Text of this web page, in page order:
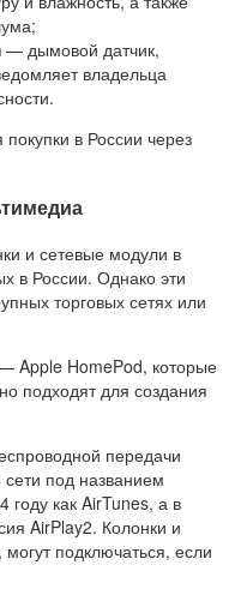
— дымовой датчик,
владельца
в России через
и сетевые модули в
в России. Однако эти
торговых сетях или
Apple HomePod, которые
подходят для создания
передачи
под названием
как AirTunes, а в
AirPlay2. Колонки и
подключаться, если